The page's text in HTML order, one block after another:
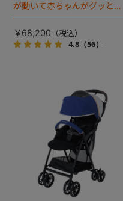
が動いて赤ちゃんがグッと近
付く、プレミアムベビーカ
ー。
￥68,200
4.8（56）